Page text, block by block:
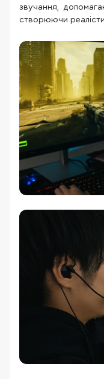
звучання,
створюючи